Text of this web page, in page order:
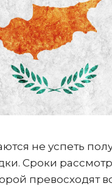
не успеть
Сроки
превосходят